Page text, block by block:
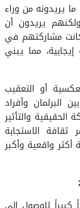
يريدونه من وراء
يريدون أن
كانت مشاركتهم في
مما يبني
أو التعقيب
البرلمان وأفراد
والتأثير
الاستجابة
أكثر واقعية وأكبر